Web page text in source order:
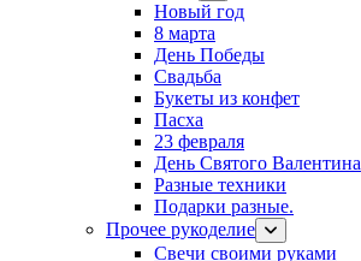
Новый год
8 марта
День Победы
Свадьба
Букеты из конфет
Пасха
23 февраля
День Святого Валентина
Разные техники
Подарки разные.
Прочее рукоделие
Свечи своими руками